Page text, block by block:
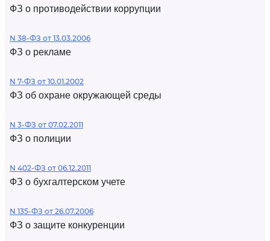
ФЗ о противодействии коррупции
N 38-ФЗ от 13.03.2006
ФЗ о рекламе
N 7-ФЗ от 10.01.2002
ФЗ об охране окружающей среды
N 3-ФЗ от 07.02.2011
ФЗ о полиции
N 402-ФЗ от 06.12.2011
ФЗ о бухгалтерском учете
N 135-ФЗ от 26.07.2006
ФЗ о защите конкуренции